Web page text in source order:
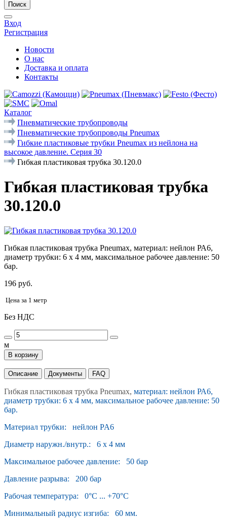
Поиск
Вход
Регистрация
Новости
О нас
Доставка и оплата
Контакты
Каталог
Пневматические трубопроводы
Пневматические трубопроводы Pneumax
Гибкие пластиковые трубки Pneumax из нейлона на
высокое давление. Серия 30
Гибкая пластиковая трубка 30.120.0
Гибкая пластиковая трубка
30.120.0
Гибкая пластиковая трубка Pneumax, материал: нейлон РА6,
диаметр трубки: 6 x 4 мм, максимальное рабочее давление: 50
бар.
196 руб.
Цена за 1 метр
Без НДС
м
В корзину
Описание Документы FAQ
Гибкая пластиковая трубка Pneumax, материал: нейлон РА6,
диаметр трубки: 6 x 4 мм, максимальное рабочее давление: 50
бар.
Материал трубки: нейлон PA6
Диаметр наружн./внутр.: 6 х 4 мм
Максимальное рабочее давление: 50 бар
Давление разрыва: 200 бар
Рабочая температура: 0°С ... +70°С
Минимальный радиус изгиба: 60 мм.